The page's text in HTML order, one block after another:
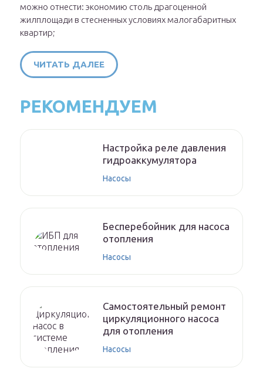
можно отнести: экономию столь драгоценной
жилплощади в стесненных условиях малогабаритных
квартир;
ЧИТАТЬ ДАЛЕЕ
РЕКОМЕНДУЕМ
Настройка реле давления
гидроаккумулятора
Насосы
Бесперебойник для насоса
отопления
Насосы
Самостоятельный ремонт
циркуляционного насоса
для отопления
Насосы